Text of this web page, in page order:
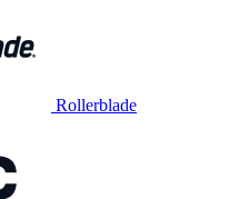
Rollerblade